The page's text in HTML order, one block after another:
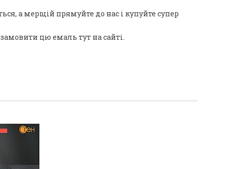
а мерщій прямуйте до нас і купуйте супер
цю емаль тут на сайті.